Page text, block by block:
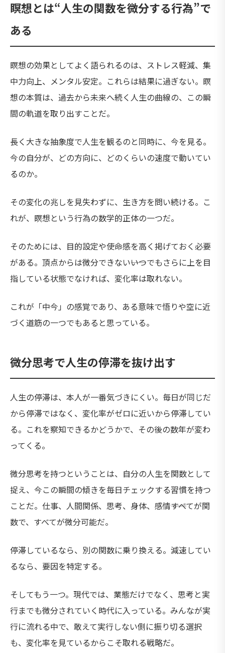
瞑想とは“人生の関数を微分する行為”で
ある
瞑想の効果としてよく語られるのは、ストレス軽減、集
中力向上、メンタル安定。これらは結果に過ぎない。瞑
想の本質は、過去から未来へ続く人生の曲線の、この瞬
間の軌道を取り出すことだ。
長く大きな抽象度で人生を観るのと同時に、今を見る。
今の自分が、どの方向に、どのくらいの速度で動いてい
るのか。
その変化の兆しを見失わずに、生き方を問い続ける。こ
れが、瞑想という行為の数学的正体の一つだ。
そのためには、目的設定や使命感を高く掲げておく必要
がある。頂点からは微分できない――いつでもさらに上を目
指している状態でなければ、変化率は取れない。
これが「中今」の感覚であり、ある意味で悟りや空に近
づく道筋の一つでもあると思っている。
微分思考で人生の停滞を抜け出す
人生の停滞は、本人が一番気づきにくい。毎日が同じだ
から停滞ではなく、変化率がゼロに近いから停滞してい
る。これを察知できるかどうかで、その後の数年が変わ
ってくる。
微分思考を持つということは、自分の人生を関数として
捉え、今この瞬間の傾きを毎日チェックする習慣を持つ
ことだ。仕事、人間関係、思考、身体、感情――すべてが関
数で、すべてが微分可能だ。
停滞しているなら、別の関数に乗り換える。減速してい
るなら、要因を特定する。
そしてもう一つ。現代では、業態だけでなく、思考と実
行までも微分されていく時代に入っている。みんなが実
行に流れる中で、敢えて実行しない側に振り切る選択
も、変化率を見ているからこそ取れる戦略だ。